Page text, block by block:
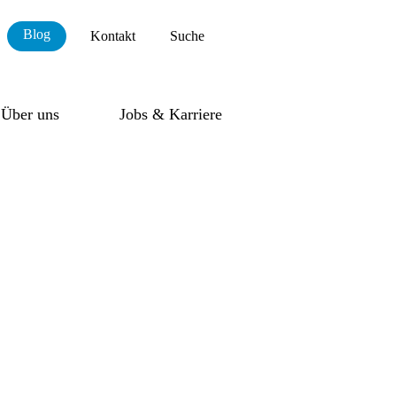
Blog Kontakt Suche
Über uns Jobs & Karriere